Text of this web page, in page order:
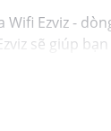
Ezviz -
sẽ giúp
cho phép
của bạn